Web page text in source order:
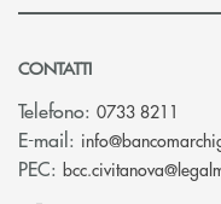
CONTATTI
Telefono: 0733 8211
E-mail:
PEC: